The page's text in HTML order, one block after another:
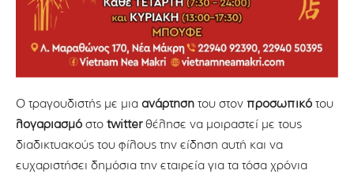
Ο τραγουδιστής με μια ανάρτηση του στον προσωπικό του
λογαριασμό στο twitterθέλησε να μοιραστεί με τους
διαδικτυακούς του φίλους την είδηση αυτή και να
ευχαριστήσει δημόσια την εταιρεία για τα τόσα χρόνια